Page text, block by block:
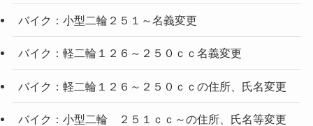
バイク：小型二輪２５１～名義変更
バイク：軽二輪１２６～２５０ｃｃ名義変更
バイク：軽二輪１２６～２５０ｃｃの住所、氏名変更
バイク：小型二輪 ２５１ｃｃ～の住所、氏名等変更